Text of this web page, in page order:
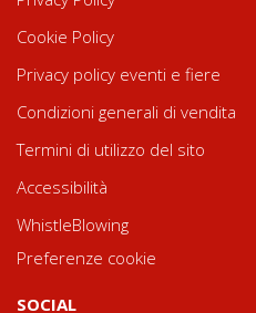
Cookie Policy
Privacy policy eventi e fiere
Condizioni generali di vendita
Termini di utilizzo del sito
Accessibilità
WhistleBlowing
Preferenze cookie
SOCIAL